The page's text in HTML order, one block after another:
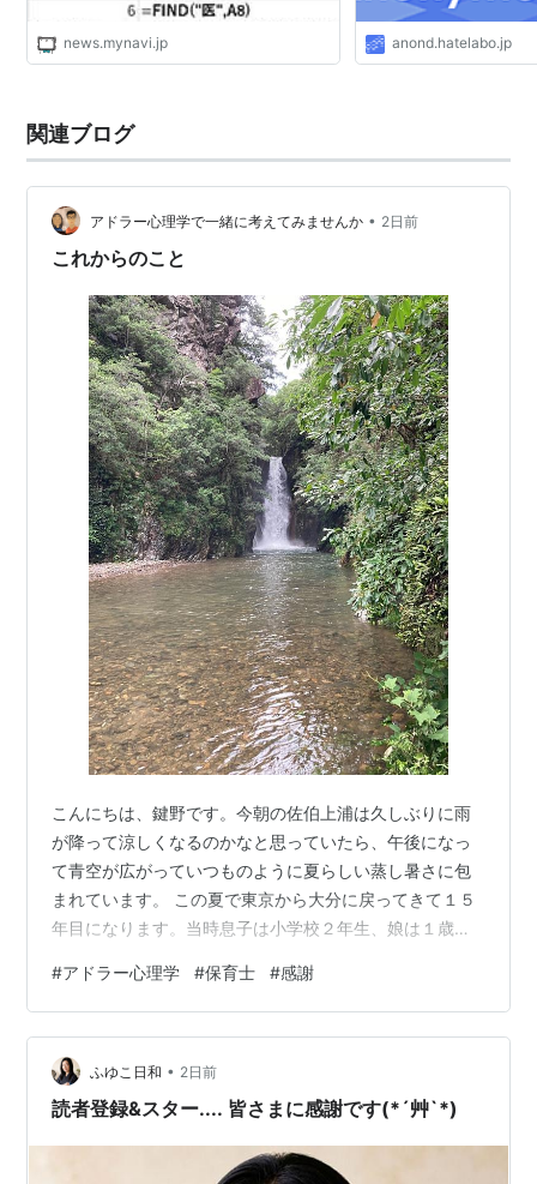
news.mynavi.jp anond.hatelabo.jp
関連ブログ
アドラー心理学で一緒に考えてみませんか • 2日前
これからのこと
こんにちは、鍵野です。今朝の佐伯上浦は久しぶりに雨
が降って涼しくなるのかなと思っていたら、午後になっ
て青空が広がっていつものように夏らしい蒸し暑さに包
まれています。 この夏で東京から大分に戻ってきて１５
年目になります。当時息子は小学校２年生、娘は１歳半
入試を無事パスしたということで、これから本格的な研
究生活に入っていくようです。親父と違って真面目で成
績のよい息子は、ＡＩ研究では有名な先生の研究室に入
れたようですが、人類がＡＩに支配されるディストピア
に向かわないようにがんばって欲しいなぁと思っていま
#アドラー心理学 #保育士 #感謝
ふゆこ日和 • 2日前
読者登録&スター.... 皆さまに感謝です(*´艸`*)